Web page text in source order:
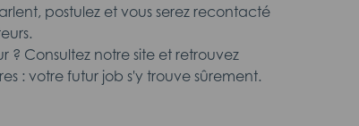
postulez et vous serez recontacté
? Consultez notre site et retrouvez
: votre futur job s'y trouve sûrement.